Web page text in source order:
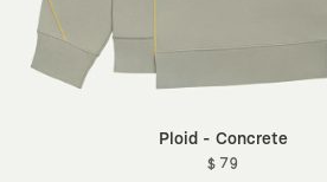
Ploid - Concrete
$ 79